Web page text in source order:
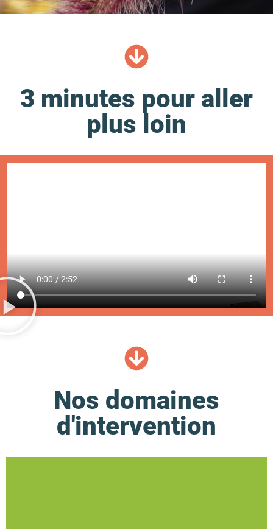
3 minutes pour aller
plus loin
Nos domaines
d'intervention